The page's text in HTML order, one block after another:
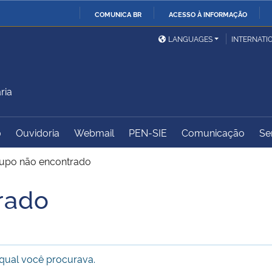
COMUNICA BR ACESSO À INFORMAÇÃO
Ministério da Defesa
Ministério das Relações
Exteriores
Ministério do
Desenvolvimento Regional
Controladoria-Geral da
Advocacia-Geral da União
LANGUAGES
Ouvidoria Webmail PEN-SIE Comunicação
não encontrado
você procurava.